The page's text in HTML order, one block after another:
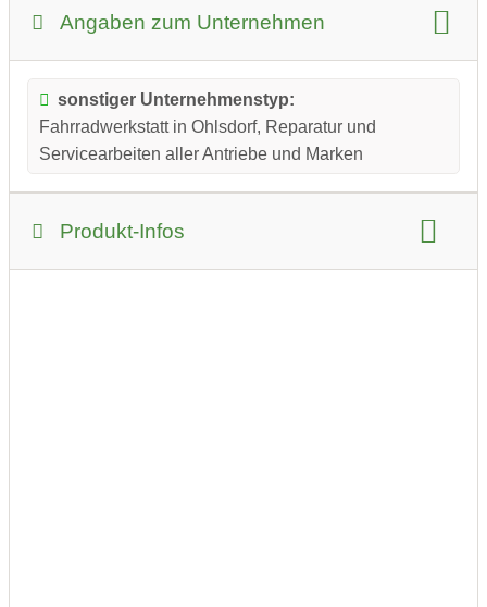
Angaben zum Unternehmen
sonstiger Unternehmenstyp:
Fahrradwerkstatt in Ohlsdorf, Reparatur und
Servicearbeiten aller Antriebe und Marken
Produkt-Infos